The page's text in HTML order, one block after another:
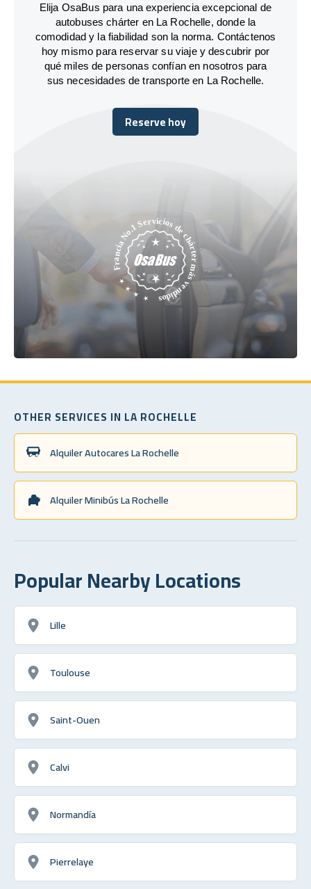
Elija OsaBus para una experiencia excepcional de
autobuses chárter en La Rochelle, donde la
comodidad y la fiabilidad son la norma. Contáctenos
hoy mismo para reservar su viaje y descubrir por
qué miles de personas confían en nosotros para
sus necesidades de transporte en La Rochelle.
Reserve hoy
Reserve hoy
OTHER SERVICES IN LA ROCHELLE
Alquiler Autocares La Rochelle
Alquiler Minibús La Rochelle
Popular Nearby Locations
Lille
Toulouse
Saint-Ouen
Calvi
Normandía
Pierrelaye